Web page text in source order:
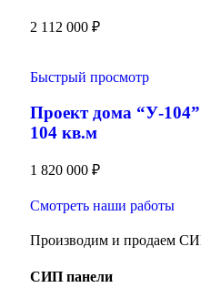
2 112 000 ₽
Быстрый просмотр
Проект дома “У-104”
104 кв.м
1 820 000 ₽
Смотреть наши работы
Производим и продаем
СИП панели